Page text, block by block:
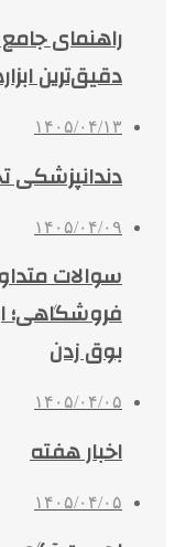
راهنمای
دقیق‌ترین
۱۴۰۵/۰۴/۱۳
دندانپزشکی
۱۴۰۵/۰۴/۰۹
سوالات
فروشگاهی؛
بوق زدن
۱۴۰۵/۰۴/۰۵
اخبار هفته
۱۴۰۵/۰۴/۰۵